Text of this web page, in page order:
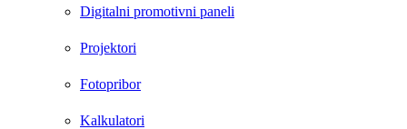
Digitalni promotivni paneli
Projektori
Fotopribor
Kalkulatori